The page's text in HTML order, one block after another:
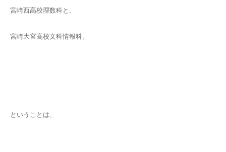
宮崎西高校理数科と、
宮崎大宮高校文科情報科。
ということは、